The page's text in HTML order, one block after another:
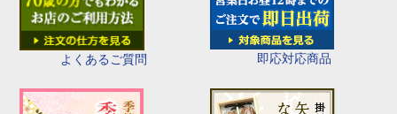
よくあるご質問 即応対応商品